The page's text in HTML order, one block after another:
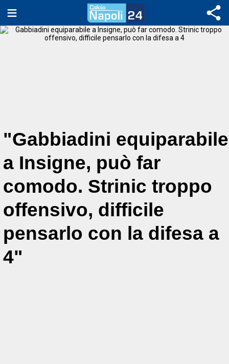
"Gabbiadini equiparabile
a Insigne, può far
comodo. Strinic troppo
offensivo, difficile
pensarlo con la difesa a
4"